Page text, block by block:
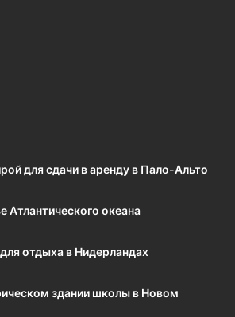
для сдачи в аренду в Пало-Альто
Атлантического океана
отдыха в Нидерландах
здании школы в Новом